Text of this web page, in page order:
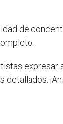
de
expresar